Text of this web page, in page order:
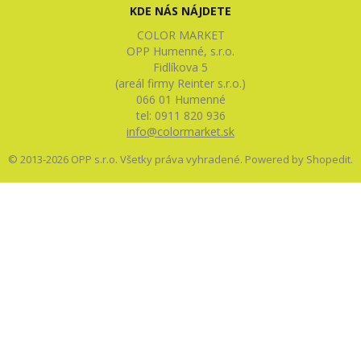
KDE NÁS NÁJDETE
COLOR MARKET
OPP Humenné, s.r.o.
Fidlíkova 5
(areál firmy Reinter s.r.o.)
066 01 Humenné
tel: 0911 820 936
info@colormarket.sk
© 2013-2026 OPP s.r.o. Všetky práva vyhradené. Powered by Shopedit.